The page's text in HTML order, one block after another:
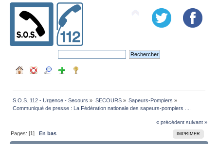
S.O.S. 112 - Urgence - Secours » SECOURS» Sapeurs-Pompiers »
Communiqué de presse : La Fédération nationale des sapeurs-pompiers ....
« précédent suivant »
IMPRIMER
Pages: [1]En bas